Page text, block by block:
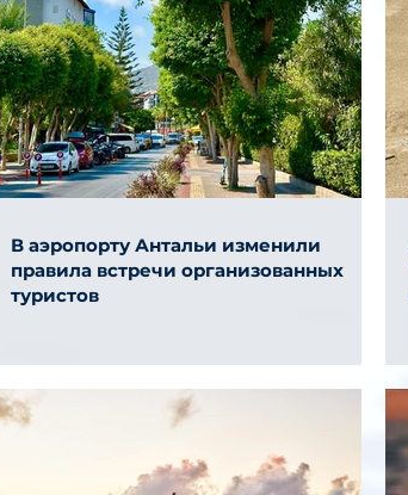
В аэропорту Антальи изменили
правила встречи организованных
туристов